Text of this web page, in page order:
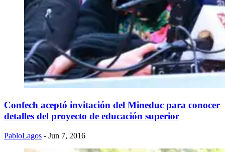
Confech aceptó invitación del Mineduc para conocer
detalles del proyecto de educación superior
PabloLagos - Jun 7, 2016